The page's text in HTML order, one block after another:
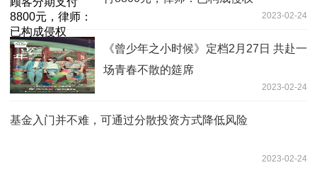
2023-02-24
《曾少年之小时候》定档2月27日 共赴一
场青春不散的筵席
2023-02-24
基金入门并不难，可通过分散投资方式降低风险
2023-02-24